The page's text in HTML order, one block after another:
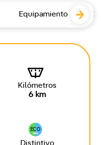
Equipamiento
Kilómetros
6 km
ECO
Distintivo